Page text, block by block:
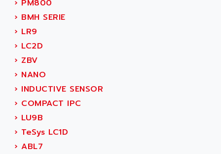
SMC 600
SMC50 / SMC600
SMC25 et SMC35
SMC
PB80
PB400
WS SERIES
PB200
TSX COMPACT
ACCU
› PM800
› BMH SERIE
› LR9
› LC2D
› ZBV
› NANO
› INDUCTIVE SENSOR
› COMPACT IPC
› LU9B
› TeSys LC1D
› ABL7